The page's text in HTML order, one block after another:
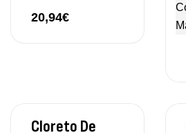
20,94€
Cloreto De